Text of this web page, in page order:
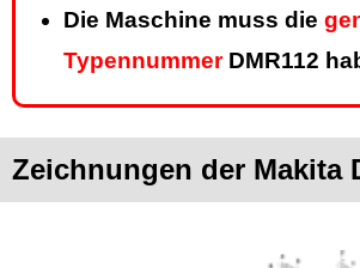
Die Maschine muss die
TypennummerDMR112
Zeichnungen der Makita